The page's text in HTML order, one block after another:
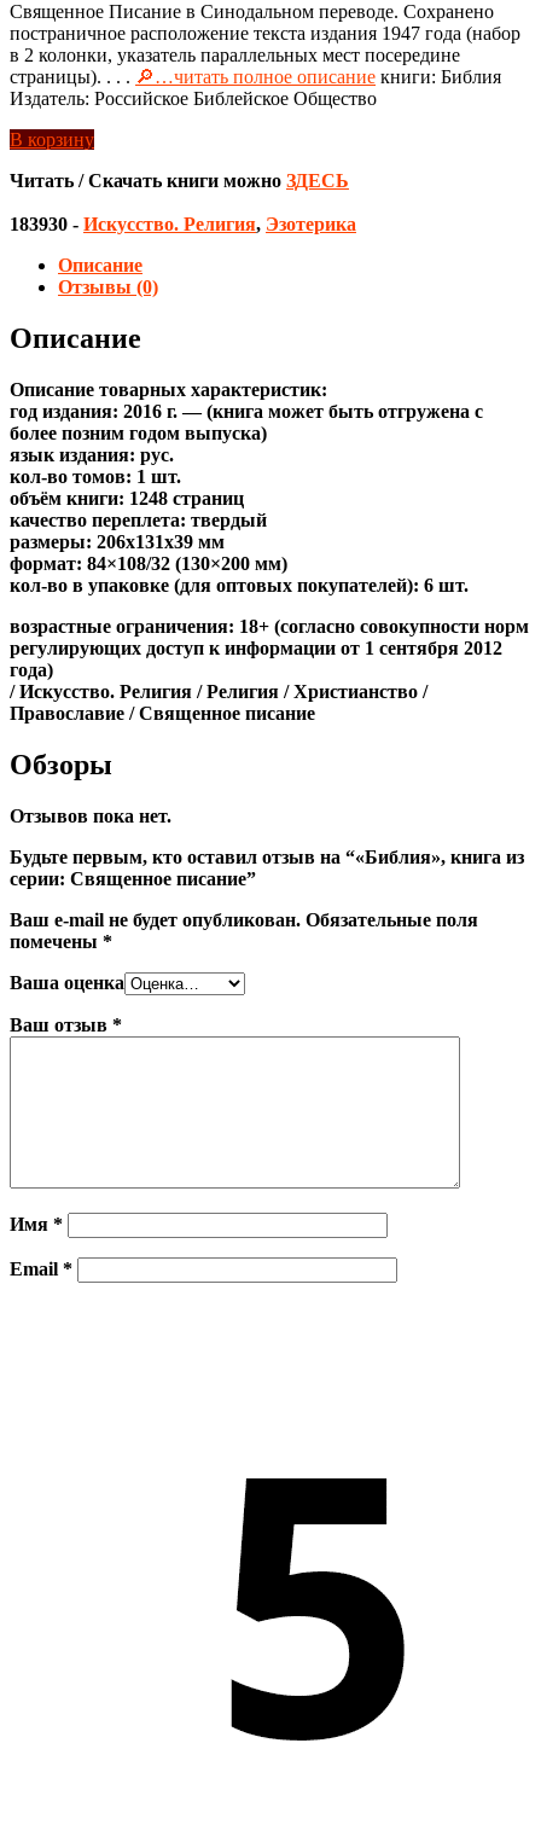
Священное Писание в Синодальном переводе. Сохранено
постраничное расположение текста издания 1947 года (набор
в 2 колонки, указатель параллельных мест посередине
страницы). . . . 🔎…читать полное описание книги: Библия
Издатель: Российское Библейское Общество
В корзину
Читать / Скачать книги можно ЗДЕСЬ
183930 - Искусство. Религия, Эзотерика
Описание
Отзывы (0)
Описание
Описание товарных характеристик:
год издания: 2016 г. — (книга может быть отгружена c
более позним годом выпуска)
язык издания: рус.
кол-во томов: 1 шт.
объём книги: 1248 страниц
качество переплета: твердый
размеры: 206x131x39 мм
формат: 84×108/32 (130×200 мм)
кол-во в упаковке (для оптовых покупателей): 6 шт.
возрастные ограничения: 18+ (согласно совокупности норм
регулирующих доступ к информации от 1 сентября 2012
года)
/ Искусство. Религия / Религия / Христианство /
Православие / Священное писание
Обзоры
Отзывов пока нет.
Будьте первым, кто оставил отзыв на “«Библия», книга из
серии: Священное писание”
Ваш e-mail не будет опубликован. Обязательные поля
помечены *
Ваша оценка
Ваш отзыв *
Имя *
Email *